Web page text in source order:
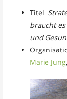
Titel:
braucht
und
Marie Jung